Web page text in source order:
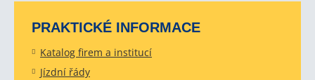
PRAKTICKÉ INFORMACE
Katalog firem a institucí
Jízdní řády